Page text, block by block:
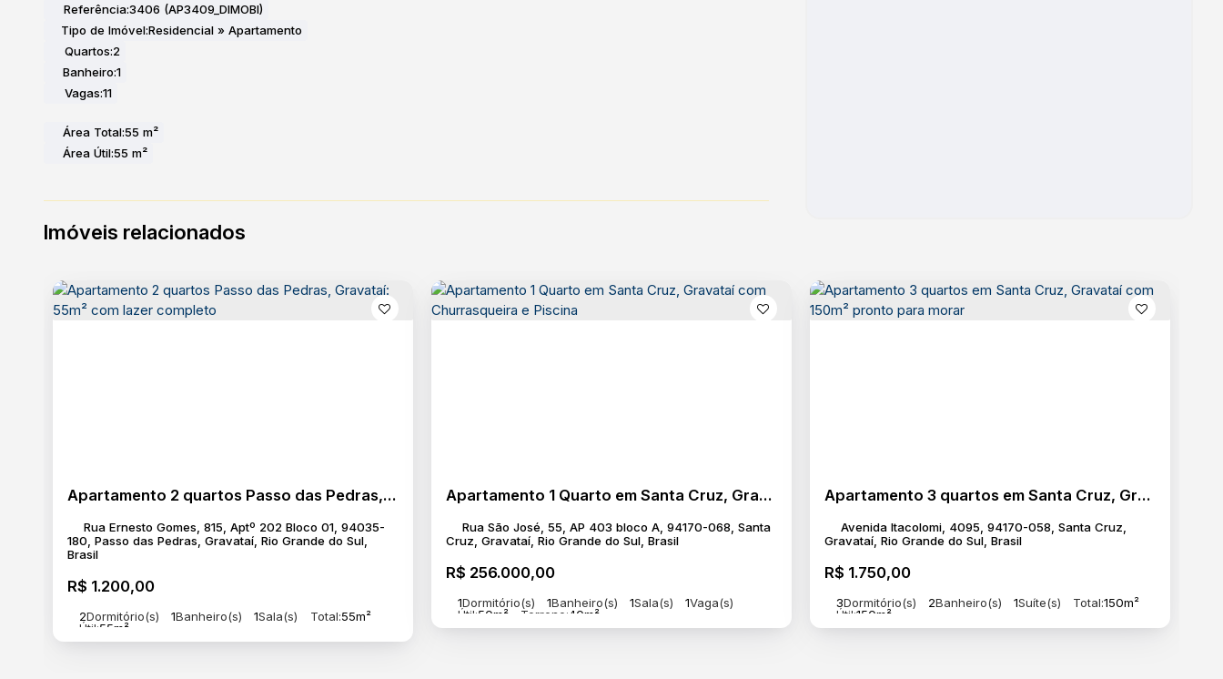
Referência:3406 (AP3409_DIMOBI)
Tipo de Imóvel:Residencial » Apartamento
Quartos:2
Banheiro:1
Vagas:11
Área Total:55 m²
Área Útil:55 m²
Imóveis relacionados
Apartamento 2 quartos Passo das Pedras, Gravataí: 55m² com lazer completo
R$ 1.200,00
Rua Ernesto Gomes, 815, Aptº 202 Bloco 01, 94035-
180, Passo das Pedras, Gravataí, Rio Grande do Sul,
Brasil
2Dormitório(s) 1Banheiro(s) 1Sala(s) Total:55m²
Útil:55m²
Apartamento 1 Quarto em Santa Cruz, Gravataí com Churrasqueira e Piscina
R$ 256.000,00
Rua São José, 55, AP 403 bloco A, 94170-068, Santa
Cruz, Gravataí, Rio Grande do Sul, Brasil
1Dormitório(s) 1Banheiro(s) 1Sala(s) 1Vaga(s)
Útil:50m² Terreno:40m²
Apartamento 3 quartos em Santa Cruz, Gravataí com 150m² pronto para morar
R$ 1.750,00
Avenida Itacolomi, 4095, 94170-058, Santa Cruz,
Gravataí, Rio Grande do Sul, Brasil
3Dormitório(s) 2Banheiro(s) 1Suíte(s) Total:150m²
Útil:150m²